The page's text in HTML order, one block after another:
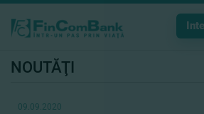
NOUTĂŢI
09.09.2020